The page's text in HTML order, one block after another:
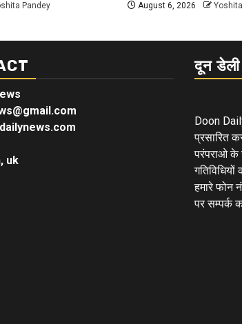
Pandey August 6, 2026
uk
दून
Doon
प्रसारित
परंपराओ के
हमारे फोन
पर सम्पर्क